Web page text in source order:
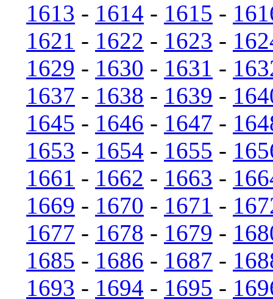
1613 - 1614 - 1615 -
1621 - 1622 - 1623 -
1629 - 1630 - 1631 -
1637 - 1638 - 1639 -
1645 - 1646 - 1647 -
1653 - 1654 - 1655 -
1661 - 1662 - 1663 -
1669 - 1670 - 1671 -
1677 - 1678 - 1679 -
1685 - 1686 - 1687 -
1693 - 1694 - 1695 -